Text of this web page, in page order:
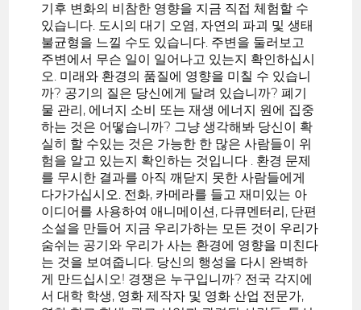
기후 변화의 비참한 영향을 지금 직접 체험할 수
있습니다. 도시의 대기 오염, 자연의 파괴 및 생태
불균형을 느낄 수도 있습니다. 주변을 둘러보고
주변에서 무슨 일이 일어나고 있는지 확인하십시
오. 미래와 환경의 품질에 영향을 미칠 수 있습니
까? 공기의 질은 당신에게 달려 있습니까? 폐기
물 관리, 에너지 소비 또는 재생 에너지 원에 집중
하는 것은 어떻습니까? 그냥 생각해봐 당신이 확
실히 할 수있는 것은 가능한 한 많은 사람들이 위
험을 알고 있는지 확인하는 것입니다 . 환경 문제
를 무시한 결과를 아직 깨닫지 못한 사람들에게
다가가십시오. 전화, 카메라를 들고 재미있는 아
이디어를 사용하여 애니메이션, 다큐멘터리, 단편
소설을 만들어 지금 우리가하는 모든 것이 우리가
숨쉬는 공기와 우리가 사는 환경에 영향을 미친다
는 것을 보여줍니다. 당신의 행성을 다시 완벽하
게 만드십시오! 경쟁은 누구입니까? 전국 각지에
서 대학 학생, 영화 제작자 및 영화 산업 전문가,